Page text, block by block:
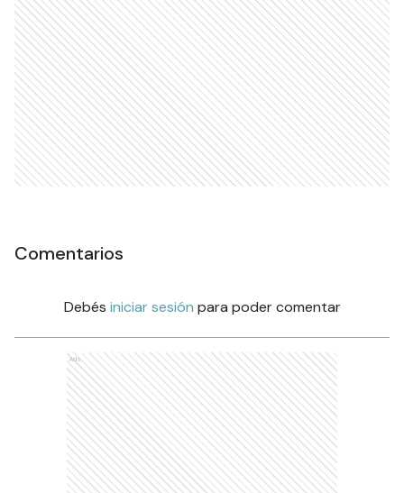
Comentarios
Debés iniciar sesión para poder comentar
Ads